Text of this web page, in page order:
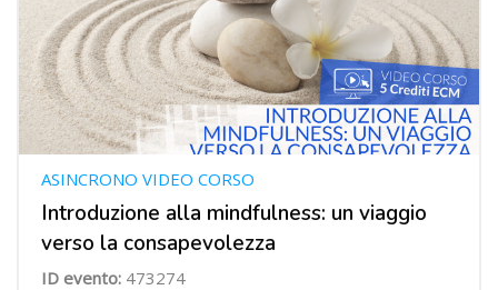
Introduzione alla mindfulness: un viaggio
verso la consapevolezza
ASINCRONO VIDEO CORSO
ID evento: 473274